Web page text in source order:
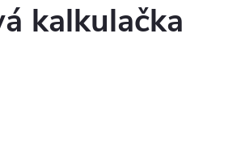
kalkulačka